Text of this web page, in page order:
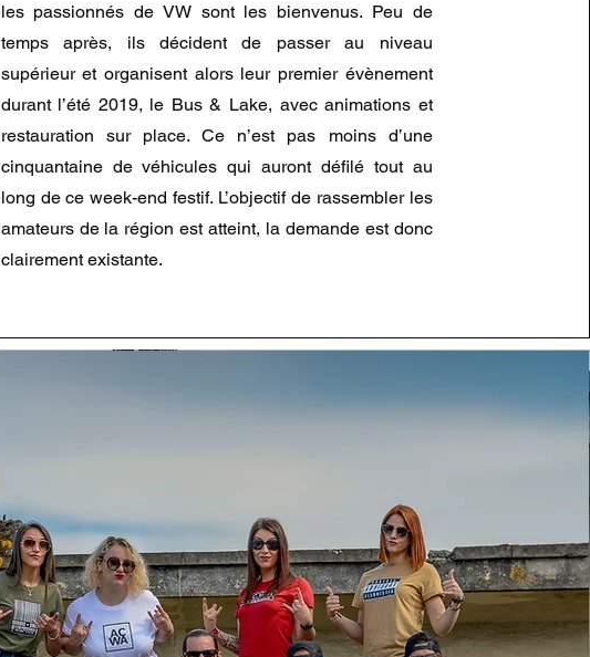
les passionnés de VW sont les bienvenus. Peu de
temps après, ils décident de passer au niveau
supérieur et organisent alors leur premier évènement
durant l’été 2019, le Bus & Lake, avec animations et
restauration sur place. Ce n’est pas moins d’une
cinquantaine de véhicules qui auront défilé tout au
long de ce week-end festif. L’objectif de rassembler les
amateurs de la région est atteint, la demande est donc
clairement existante.